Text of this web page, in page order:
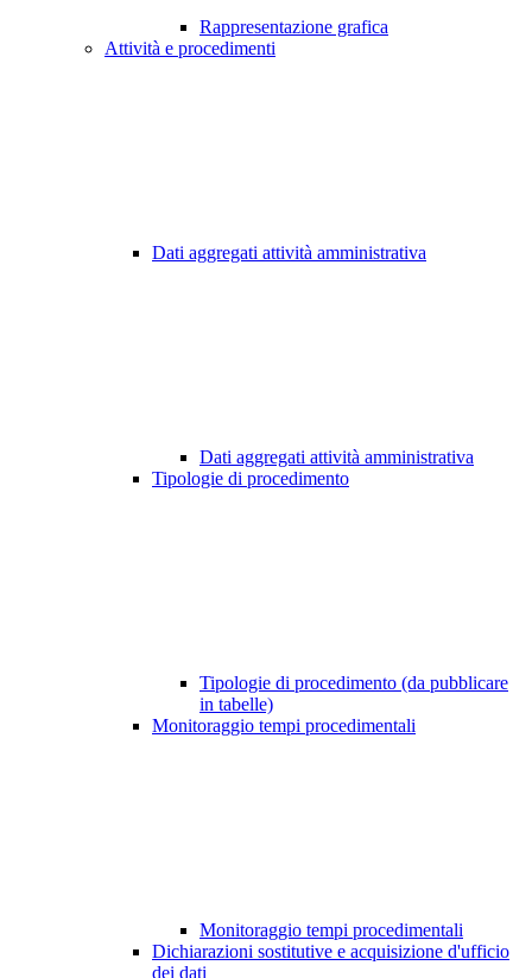
Rappresentazione grafica
Attività e procedimenti
Dati aggregati attività amministrativa
Dati aggregati attività amministrativa
Tipologie di procedimento
Tipologie di procedimento (da pubblicare
in tabelle)
Monitoraggio tempi procedimentali
Monitoraggio tempi procedimentali
Dichiarazioni sostitutive e acquisizione d'ufficio
dei dati